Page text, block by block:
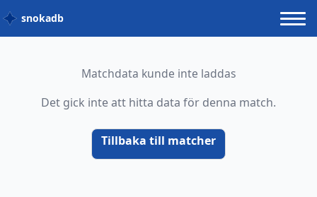
snokadb
Matchdata kunde inte laddas
Det gick inte att hitta data för denna match.
Tillbaka till matcher